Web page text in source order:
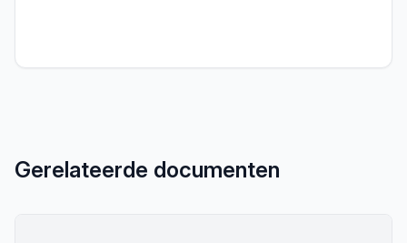
Gerelateerde documenten